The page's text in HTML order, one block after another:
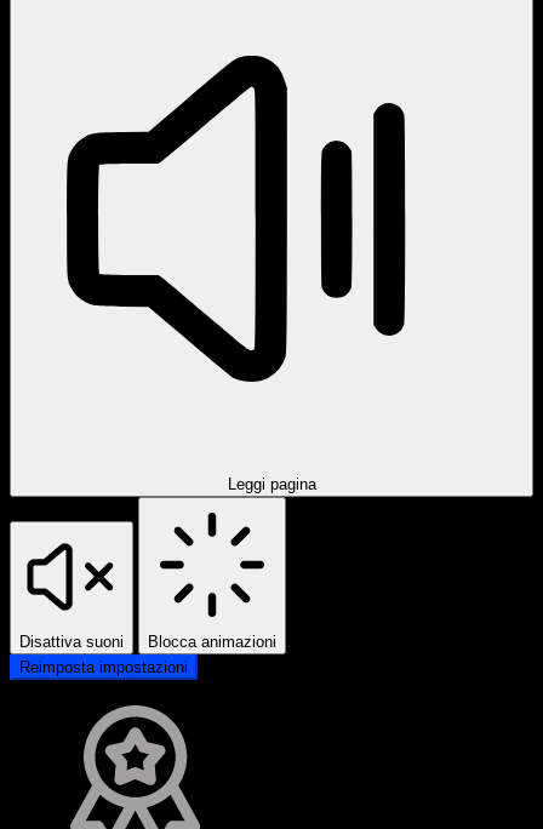
Leggi pagina
Disattiva suoni
Blocca animazioni
Reimposta impostazioni